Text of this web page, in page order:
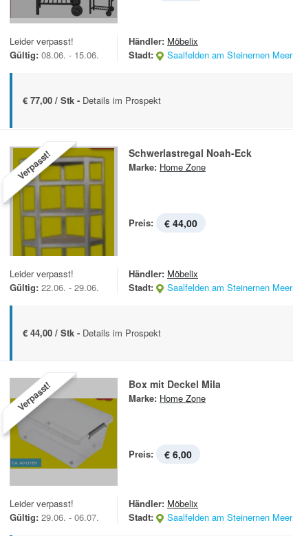
Leider verpasst!
Gültig: 08.06. - 15.06.
Händler: Möbelix
Stadt:
Saalfelden am Steinernen Meer
€ 77,00 / Stk - Details im Prospekt
Verpasst! Schwerlastregal Noah-Eck
Marke: Home Zone
Preis: € 44,00
Leider verpasst!
Gültig: 22.06. - 29.06.
Händler: Möbelix
Stadt:
Saalfelden am Steinernen Meer
€ 44,00 / Stk - Details im Prospekt
Verpasst! Box mit Deckel Mila
Marke: Home Zone
Preis: € 6,00
Leider verpasst!
Gültig: 29.06. - 06.07.
Händler: Möbelix
Stadt:
Saalfelden am Steinernen Meer